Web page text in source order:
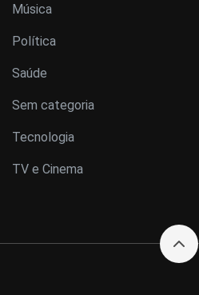
Música
Política
Saúde
Sem categoria
Tecnologia
TV e Cinema